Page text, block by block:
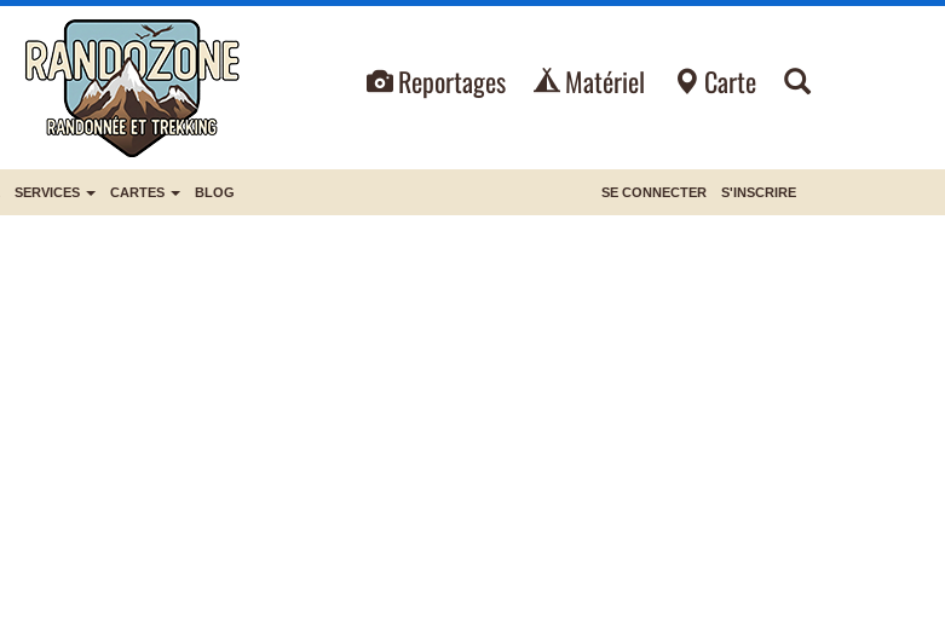
Reportages Matériel Carte
SERVICES CARTES BLOG SE CONNECTER S'INSCRIRE